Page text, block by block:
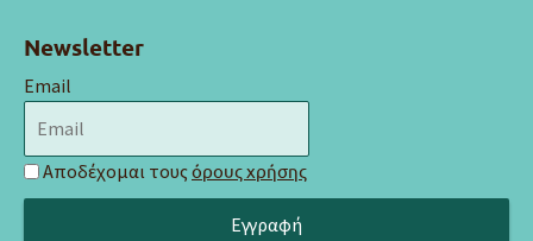
Newsletter
Email
Αποδέχομαι τους όρους χρήσης